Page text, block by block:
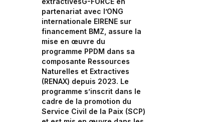
partenariat avec l’ONG
internationale EIRENE sur
financement BMZ, assure la
mise en œuvre du
programme PPDM dans sa
composante Ressources
Naturelles et Extractives
(RENAX) depuis 2023. Le
programme s’inscrit dans le
cadre de la promotion du
Service Civil de la Paix (SCP)